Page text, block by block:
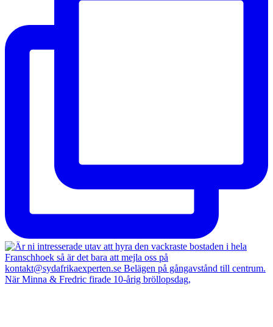
När Minna & Fredric firade 10-årig bröllopsdag,